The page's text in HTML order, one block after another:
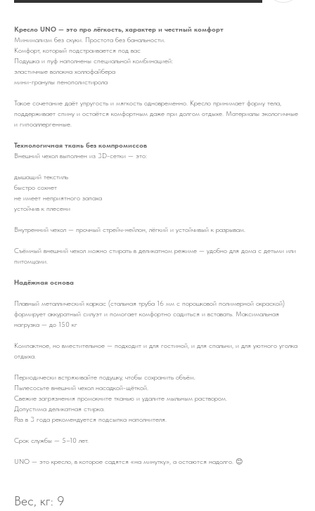
Кресло UNO — это про лёгкость, характер и честный комфорт
Минимализм без скуки. Простота без банальности.
Комфорт, который подстраивается под вас
Подушка и пуф наполнены специальной комбинацией:
эластичные волокна холлофайбера
мини-гранулы пенополистирола
Такое сочетание даёт упругость и мягкость одновременно. Кресло принимает форму тела,
поддерживает спину и остаётся комфортным даже при долгом отдыхе. Материалы экологичные
и гипоаллергенные.
Технологичная ткань без компромиссов
Внешний чехол выполнен из 3D-сетки — это:
дышащий текстиль
быстро сохнет
не имеет неприятного запаха
устойчив к плесени
Внутренний чехол — прочный стрейч-нейлон, лёгкий и устойчивый к разрывам.
Съёмный внешний чехол можно стирать в деликатном режиме — удобно для дома с детьми или
питомцами.
Надёжная основа
Плавный металлический каркас (стальная труба 16 мм с порошковой полимерной окраской)
формирует аккуратный силуэт и помогает комфортно садиться и вставать. Максимальная
нагрузка — до 150 кг
Компактное, но вместительное — подходит и для гостиной, и для спальни, и для уютного уголка
отдыха.
Периодически встряхивайте подушку, чтобы сохранить объём.
Пылесосьте внешний чехол насадкой-щёткой.
Свежие загрязнения промокните тканью и удалите мыльным раствором.
Допустима деликатная стирка.
Раз в 3 года рекомендуется подсыпка наполнителя.
Срок службы — 5–10 лет.
UNO — это кресло, в которое садятся «на минутку», а остаются надолго. 😊
Вес, кг: 9